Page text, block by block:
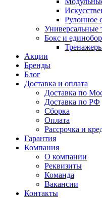
Рулонное
Универсальные
Бокс и
Акции
Бренды
Блог
Доставка и оплата
Доставка по
Доставка по РФ
Сборка
Оплата
Рассрочка и
Гарантия
Компания
О компании
Реквизиты
Команда
Вакансии
Контакты